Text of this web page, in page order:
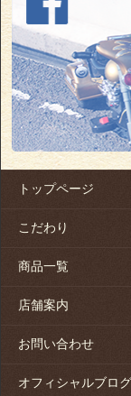
トップページ
こだわり
商品一覧
店舗案内
お問い合わせ
オフィシャルブログ